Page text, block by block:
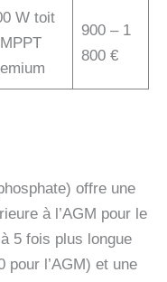
W toit
900 – 1
800 €
offre une
à l’AGM pour le
5 fois plus longue
pour l’AGM) et une